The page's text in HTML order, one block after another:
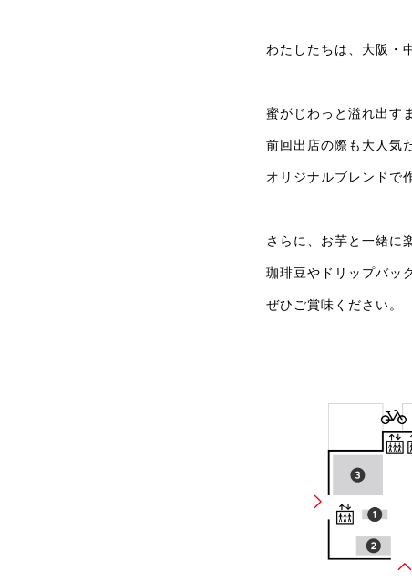
わたしたちは、大阪・
蜜がじわっと溢れ出す
前回出店の際も大人気
オリジナルブレンドで
さらに、お芋と一緒に
珈琲豆やドリップバッ
ぜひご賞味ください。